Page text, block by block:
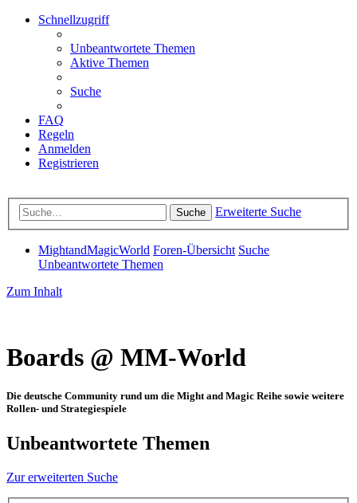
Schnellzugriff
Unbeantwortete Themen
Aktive Themen
Suche
FAQ
Regeln
Anmelden
Registrieren
Suche Erweiterte Suche
MightandMagicWorld Foren-Übersicht Suche
Unbeantwortete Themen
Zum Inhalt
Boards @ MM-World
Die deutsche Community rund um die Might and Magic Reihe sowie weitere
Rollen- und Strategiespiele
Unbeantwortete Themen
Zur erweiterten Suche